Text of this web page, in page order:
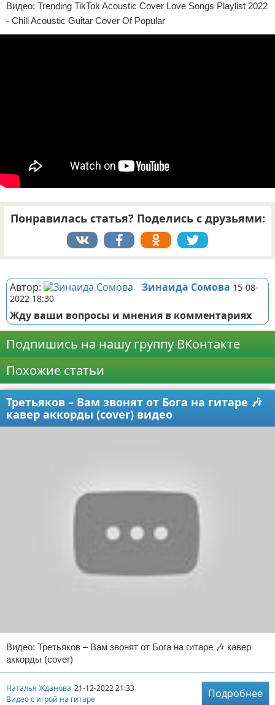
Отказ от ответственности
Видео: Trending TikTok Acoustic Cover Love Songs Playlist 2022
- Chill Acoustic Guitar Cover Of Popular
Понравилась статья? Поделись с друзьями:
Автор: Зинаида Сомова 15-08-
2022 18:30
Жду ваши вопросы и мнения в комментариях
Подпишись на нашу группу ВКонтакте
Похожие статьи
Третьяков – Вам звонят от Бога на гитаре 🎶
кавер аккорды (cover) видео
Видео: Третьяков – Вам звонят от Бога на гитаре 🎶 кавер
аккорды (cover)
Наталья Жданова 21-12-2022 21:33
Видео с игрой на гитаре
Подробнее